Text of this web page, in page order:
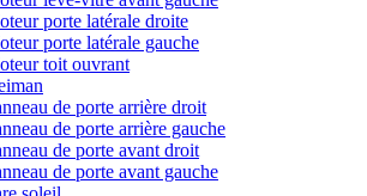
porte latérale droite
porte latérale gauche
toit ouvrant
de porte arrière droit
de porte arrière gauche
de porte avant droit
de porte avant gauche